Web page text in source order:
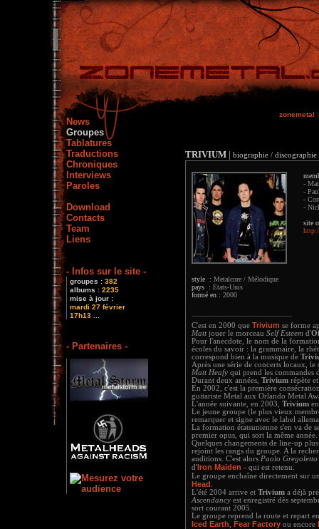
News
Groupes
Tablatures
Traductions
Chroniques
Interviews
Paroles
Download
Contacts
Team
Liens
- Infos sur le site -
groupes : 382
albums : 2235
mise à jour :
mardi 27 février
17h13 ...
- Partenaires -
zonemetal
TRIVIUM | biographie /
style : Metalcore / Mélodique
pays : Etats-Unis
formé en : 2000
-
-
-
-
site
C'est en 2000 que Trivium se forme
Matt jouer le morceau Self Esteem d'
Pour l'anecdote, le nom de la
écoles du savoir : la grammaire, la
correspond bien à la musique de
Après une série de concerts locaux,
Matt Heafy qui prend les commandes
Durant deux années, Trivium répète
En 2002, c'est la première
guitariste Metal aux Orlando Metal
L'année suivante, en 2003, Trivium
Le jeune groupe (le plus vieux
remarquer et signe avec le label
La formation étatsunienne s'en va de
premier opus, qui sort la même année.
Quelques changements de line-up
rejoint les rangs du groupe. A la
auditions. C'est alors Paolo Gregoletto
d'Iron Maiden - qui est retenu.
Le groupe enchaîne directement sur
Head
L'été 2004 arrive et Trivium a déjà
Ascendancy est enregistré dès
sort courant 2005.
Le groupe reprend la route et repart
Iced Earth Fear Factory ou encore